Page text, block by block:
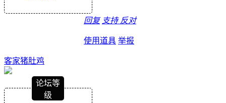
回复 支持 反对
使用道具 举报
客家猪肚鸡
论坛等
级